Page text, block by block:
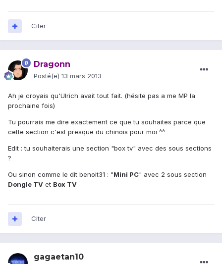
Citer
Dragonn
Posté(e) 13 mars 2013
Ah je croyais qu'Ulrich avait tout fait. (hésite pas a me MP la
prochaine fois)
Tu pourrais me dire exactement ce que tu souhaites parce que
cette section c'est presque du chinois pour moi ^^
Edit : tu souhaiterais une section "box tv" avec des sous sections
?
Ou sinon comme le dit benoit31 : "Mini PC" avec 2 sous section
Dongle TV et Box TV
Citer
gagaetan10